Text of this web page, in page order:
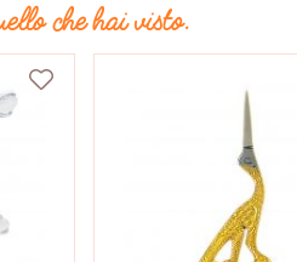
che hai visto.